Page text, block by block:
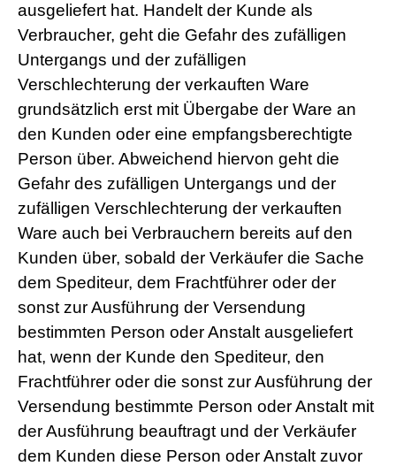
ausgeliefert hat. Handelt der Kunde als
Verbraucher, geht die Gefahr des zufälligen
Untergangs und der zufälligen
Verschlechterung der verkauften Ware
grundsätzlich erst mit Übergabe der Ware an
den Kunden oder eine empfangsberechtigte
Person über. Abweichend hiervon geht die
Gefahr des zufälligen Untergangs und der
zufälligen Verschlechterung der verkauften
Ware auch bei Verbrauchern bereits auf den
Kunden über, sobald der Verkäufer die Sache
dem Spediteur, dem Frachtführer oder der
sonst zur Ausführung der Versendung
bestimmten Person oder Anstalt ausgeliefert
hat, wenn der Kunde den Spediteur, den
Frachtführer oder die sonst zur Ausführung der
Versendung bestimmte Person oder Anstalt mit
der Ausführung beauftragt und der Verkäufer
dem Kunden diese Person oder Anstalt zuvor